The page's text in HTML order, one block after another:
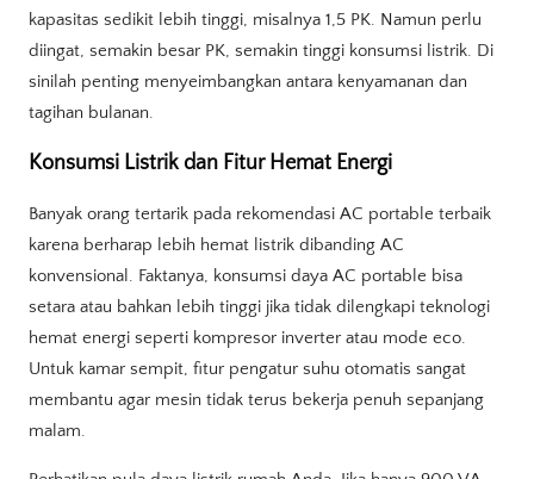
kapasitas sedikit lebih tinggi, misalnya 1,5 PK. Namun perlu
diingat, semakin besar PK, semakin tinggi konsumsi listrik. Di
sinilah penting menyeimbangkan antara kenyamanan dan
tagihan bulanan.
Konsumsi Listrik dan Fitur Hemat Energi
Banyak orang tertarik pada rekomendasi AC portable terbaik
karena berharap lebih hemat listrik dibanding AC
konvensional. Faktanya, konsumsi daya AC portable bisa
setara atau bahkan lebih tinggi jika tidak dilengkapi teknologi
hemat energi seperti kompresor inverter atau mode eco.
Untuk kamar sempit, fitur pengatur suhu otomatis sangat
membantu agar mesin tidak terus bekerja penuh sepanjang
malam.